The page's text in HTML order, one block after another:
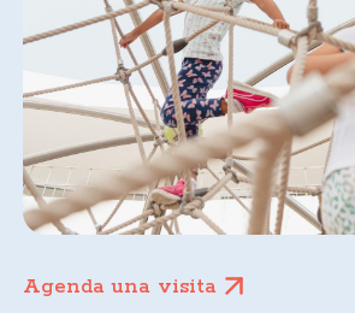
Agenda una visita